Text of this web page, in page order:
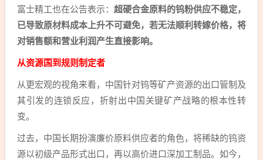
富士精工也在公告表示： 超硬合金原料的钨粉供应不稳定，
已导致原材料成本上升不可避免，若无法顺利转嫁价格，将
对销售额和营业利润产生直接影响。
从资源国到规则制定者
从更宏观的视角来看，中国针对钨等矿产资源的出口管制及
其引发的连锁反应，折射出中国关键矿产战略的根本性转
变。
过去，中国长期扮演廉价原料供应者的角色，将稀缺的钨资
源以初级产品形式出口，再以高价进口深加工制品。如今，